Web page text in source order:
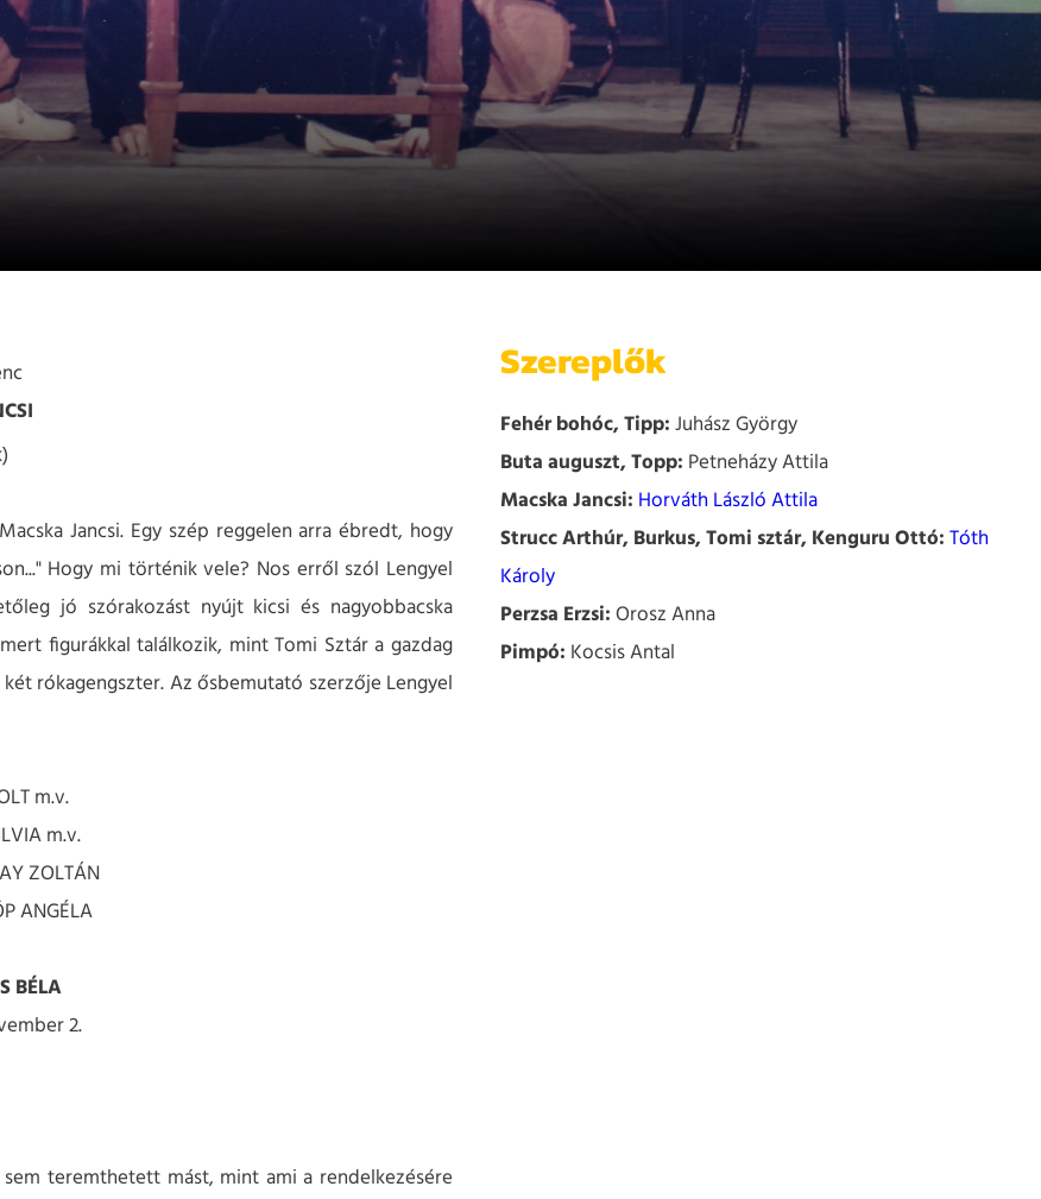
Jancsi. Egy szép reggelen arra ébredt, hogy
Hogy mi történik vele? Nos erről szól Lengyel
jó szórakozást nyújt kicsi és nagyobbacska
figurákkal találkozik, mint Tomi Sztár a gazdag
rókagengszter. Az ősbemutató szerzője Lengyel
m.v.
m.v.
ZOLTÁN
ANGÉLA
BÉLA
2.
teremthetett mást, mint ami a rendelkezésére
Szereplők
Fehér bohóc, Tipp:Juhász György
Buta auguszt, Topp: Petneházy Attila
Macska Jancsi: Horváth László Attila
Strucc Arthúr, Burkus, Tomi sztár, Kenguru Ottó:Tóth
Károly
Perzsa Erzsi:Orosz Anna
Pimpó: Kocsis Antal